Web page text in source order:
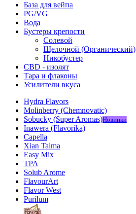
База для вейпа
PG/VG
Вода
Бустеры крепости
Солевой
Щелочной (Органический)
Никобустер
CBD - изолят
Тара и флаконы
Усилители вкуса
Hydra Flavors
Molinberry (Chemnovatic)
Sobucky (Super Aromas)Новинки
Inawera (Flavorika)
Capella
Xian Taima
Easy Mix
TPA
Solub Arome
FlavourArt
Flavor West
Purilum